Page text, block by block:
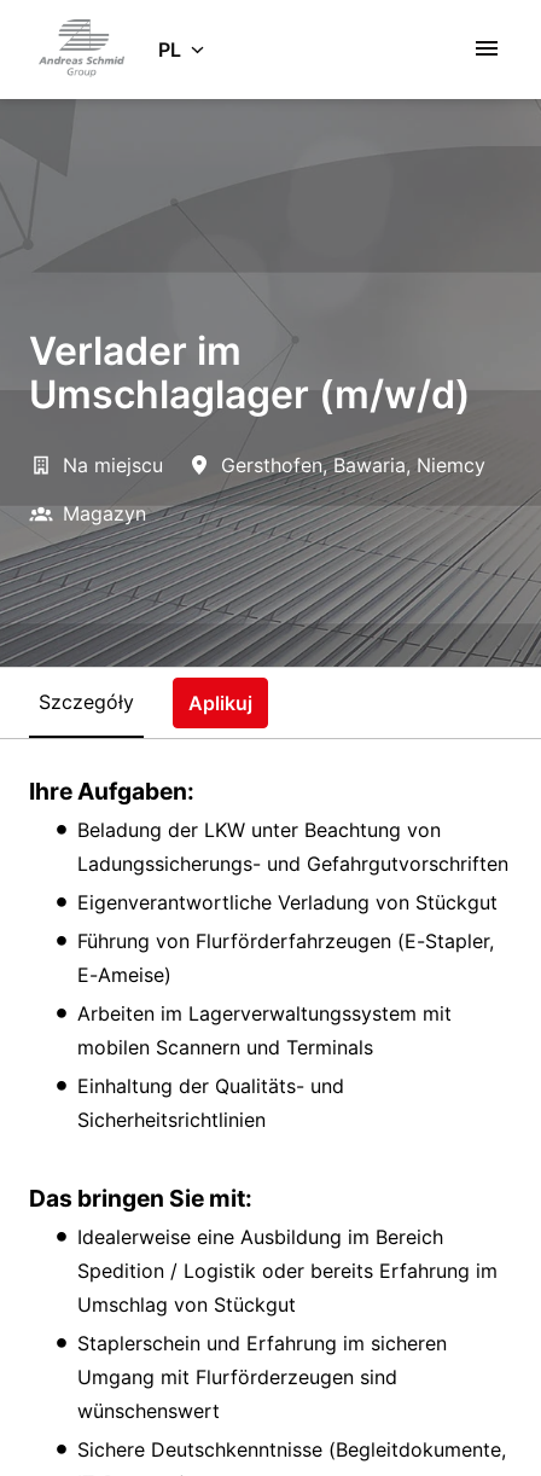
zawartości
Strona głównaPL
Verlader im
Umschlaglager (m/w/d)
Na miejscu Gersthofen, Bawaria, Niemcy
Magazyn
Szczegóły Aplikuj
Ihre Aufgaben:
Beladung der LKW unter Beachtung von
Ladungssicherungs- und Gefahrgutvorschriften
Eigenverantwortliche Verladung von Stückgut
Führung von Flurförderfahrzeugen (E-Stapler,
E-Ameise)
Arbeiten im Lagerverwaltungssystem mit
mobilen Scannern und Terminals
Einhaltung der Qualitäts- und
Sicherheitsrichtlinien
Das bringen Sie mit:
Idealerweise eine Ausbildung im Bereich
Spedition / Logistik oder bereits Erfahrung im
Umschlag von Stückgut
Staplerschein und Erfahrung im sicheren
Umgang mit Flurförderzeugen sind
wünschenswert
Sichere Deutschkenntnisse (Begleitdokumente,